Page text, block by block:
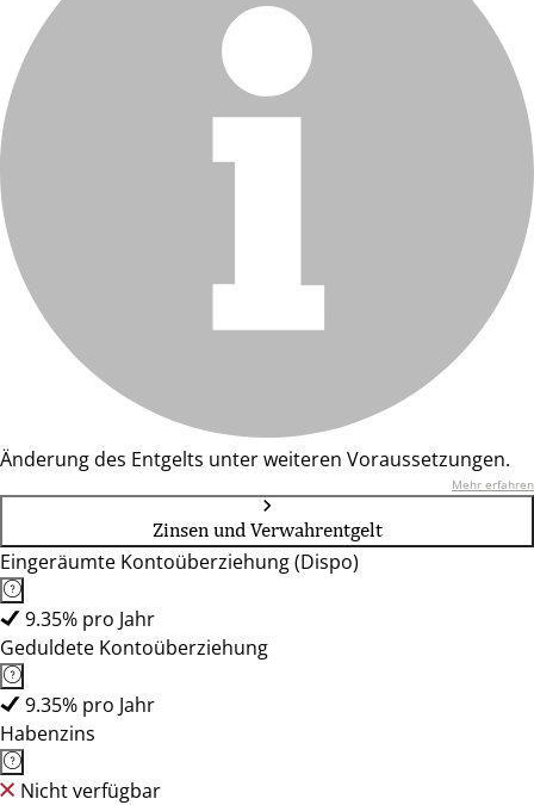
Änderung des Entgelts unter weiteren Voraussetzungen.
Mehr erfahren
Zinsen und Verwahrentgelt
Eingeräumte Kontoüberziehung (Dispo)
9.35% pro Jahr
Geduldete Kontoüberziehung
9.35% pro Jahr
Habenzins
Nicht verfügbar